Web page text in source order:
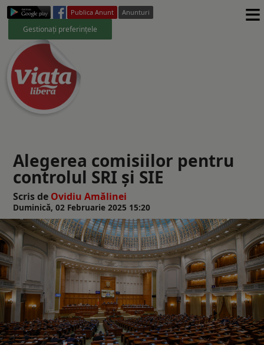
Publica Anunt Anunturi
Gestionați preferințele ≡
Alegerea comisiilor pentru
controlul SRI și SIE
Scris de Ovidiu Amălinei
Duminică, 02 Februarie 2025 15:20